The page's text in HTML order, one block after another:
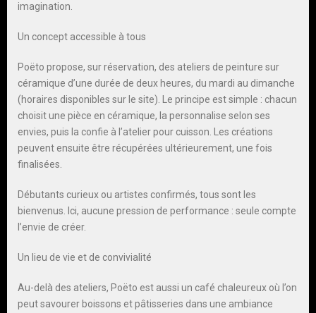
imagination.
Un concept accessible à tous
Poëto propose, sur réservation, des ateliers de peinture sur
céramique d’une durée de deux heures, du mardi au dimanche
(horaires disponibles sur le site). Le principe est simple : chacun
choisit une pièce en céramique, la personnalise selon ses
envies, puis la confie à l’atelier pour cuisson. Les créations
peuvent ensuite être récupérées ultérieurement, une fois
finalisées.
Débutants curieux ou artistes confirmés, tous sont les
bienvenus. Ici, aucune pression de performance : seule compte
l’envie de créer.
Un lieu de vie et de convivialité
Au-delà des ateliers, Poëto est aussi un café chaleureux où l’on
peut savourer boissons et pâtisseries dans une ambiance